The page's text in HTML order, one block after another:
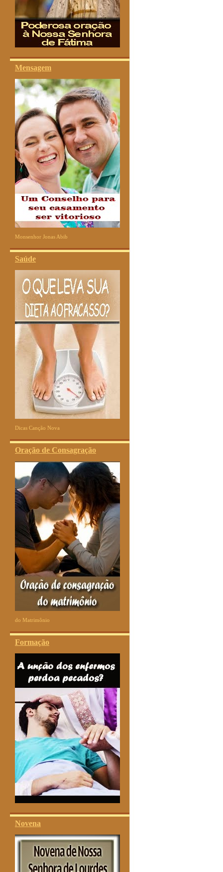
Mensagem
Monsenhor Jonas Abib
Saúde
Dicas Canção Nova
Oração de Consagração
do Matrimônio
Formação
Novena